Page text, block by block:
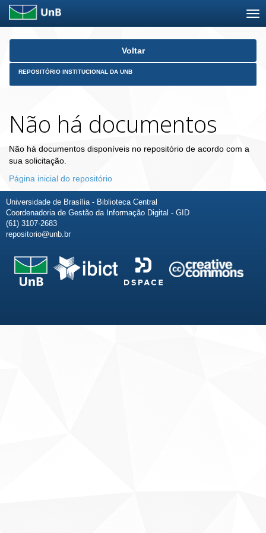
Skip
Voltar
REPOSITÓRIO INSTITUCIONAL DA UNB
Não há documentos
Não há documentos disponíveis no repositório de acordo com a
sua solicitação.
Página inicial do repositório
Universidade de Brasília - Biblioteca Central
Coordenadoria de Gestão da Informação Digital - GID
(61) 3107-2683
repositorio@unb.br